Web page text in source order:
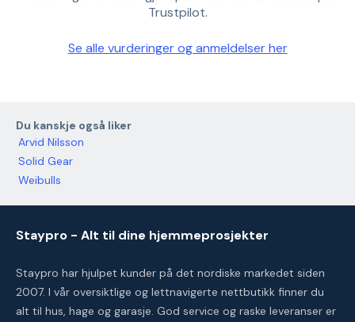
Trustpilot.
Se alle vurderinger og anmeldelser her
Du kanskje også liker
Arvid Nilsson
Solid Gear
Weibulls
Staypro - Alt til dine hjemmeprosjekter
Staypro har hjulpet kunder på det nordiske markedet siden
2007. I vår oversiktlige og lettnavigerte nettbutikk finner du
alt til hus, hage og garasje. God service og raske leveranser er